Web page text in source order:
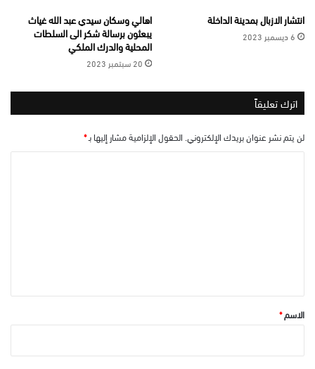
انتشار الازبال بمدينة الداخلة
6 ديسمبر 2023
اهالي وسكان سيدي عبد الله غياث
يبعثون برسالة شكر الى السلطات
المحلية والدرك الملكي
20 سبتمبر 2023
اترك تعليقاً
لن يتم نشر عنوان بريدك الإلكتروني. الحقول الإلزامية مشار إليها بـ*
*الاسم*